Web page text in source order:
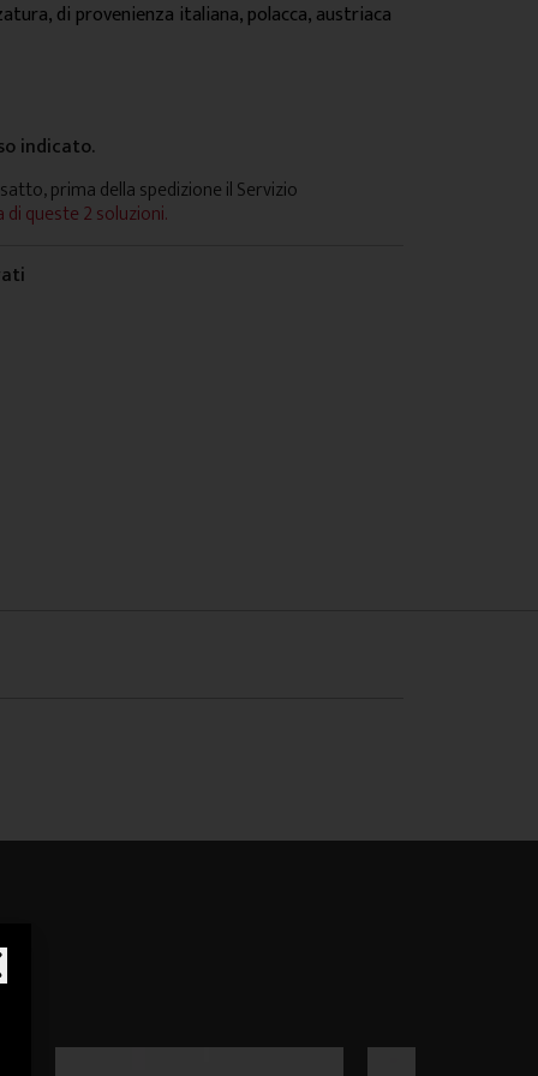
di provenienza italiana, polacca, austriaca
indicato.
prima della spedizione il Servizio
di queste 2 soluzioni.